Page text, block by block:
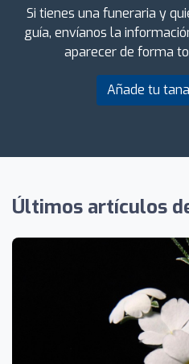
Si tienes una funeraria y
guía, envíanos la
aparecer de forma
Añade tu
Últimos artículos